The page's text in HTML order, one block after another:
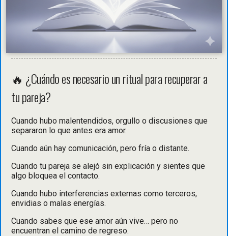
🔥 ¿Cuándo es necesario un ritual para recuperar a
tu pareja?
Cuando hubo malentendidos, orgullo o discusiones que
separaron lo que antes era amor.
Cuando aún hay comunicación, pero fría o distante.
Cuando tu pareja se alejó sin explicación y sientes que
algo bloquea el contacto.
Cuando hubo interferencias externas como terceros,
envidias o malas energías.
Cuando sabes que ese amor aún vive… pero no
encuentran el camino de regreso.